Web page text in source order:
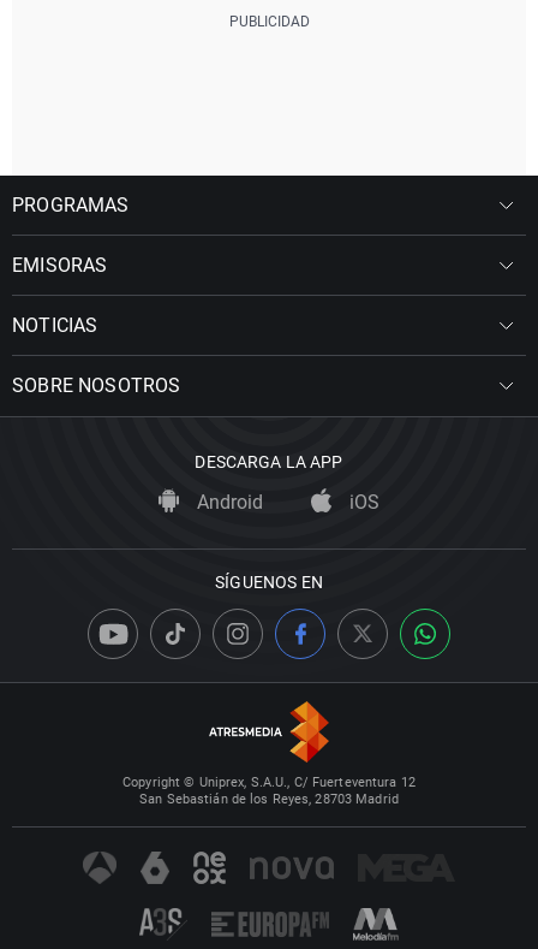
PROGRAMAS
EMISORAS
NOTICIAS
SOBRE NOSOTROS
DESCARGA LA APP
Android iOS
SÍGUENOS EN
Copyright © Uniprex, S.A.U., C/ Fuerteventura 12
San Sebastián de los Reyes, 28703 Madrid